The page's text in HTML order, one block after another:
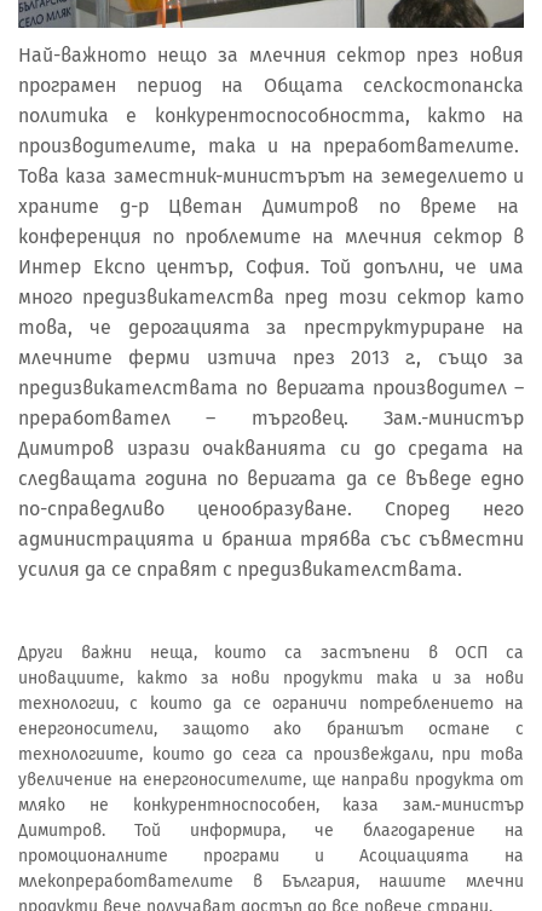
Най-важното нещо за млечния сектор през новия
програмен период на Общата селскостопанска
политика е конкурентоспособността, както на
производителите, така и на преработвателите.
Това каза заместник-министърът на земеделието и
храните д-р Цветан Димитров по време на
конференция по проблемите на млечния сектор в
Интер Експо център, София. Той допълни, че има
много предизвикателства пред този сектор като
това, че дерогацията за преструктуриране на
млечните ферми изтича през 2013 г., също за
предизвикателствата по веригата производител –
преработвател – търговец. Зам.-министър
Димитров изрази очакванията си до средата на
следващата година по веригата да се въведе едно
по-справедливо ценообразуване. Според него
администрацията и бранша трябва със съвместни
усилия да се справят с предизвикателствата.
Други важни неща, които са застъпени в ОСП са
иновациите, както за нови продукти така и за нови
технологии, с които да се ограничи потреблението на
енергоносители, защото ако браншът остане с
технологиите, които до сега са произвеждали, при това
увеличение на енергоносителите, ще направи продукта от
мляко не конкурентноспособен, каза зам.-министър
Димитров. Той информира, че благодарение на
промоционалните програми и Асоциацията на
млекопреработвателите в България, нашите млечни
продукти вече получават достъп до все повече страни.